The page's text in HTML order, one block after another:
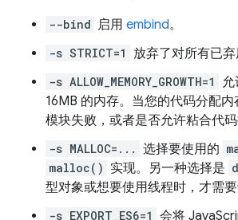
--bind 启用 embind。
-s STRICT=1 放弃了对所有已
-s ALLOW_MEMORY_GROWTH=1
16MB 的内存。当您的代码分配
模块失败，或者是否允许粘合代
-s MALLOC=... 选择要使用的
malloc() 实现。另一种选择是
型对象或想要使用线程时，才需
-s EXPORT_ES6=1 会将